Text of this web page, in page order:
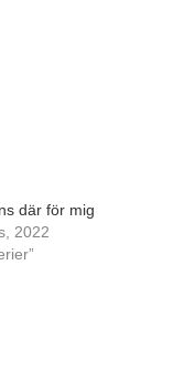
där för mig
2022